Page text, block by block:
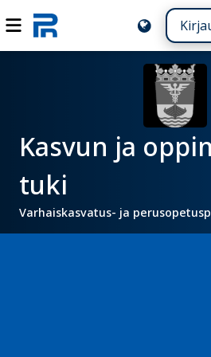
Kasvun ja
tuki
Varhaiskasvatus- ja